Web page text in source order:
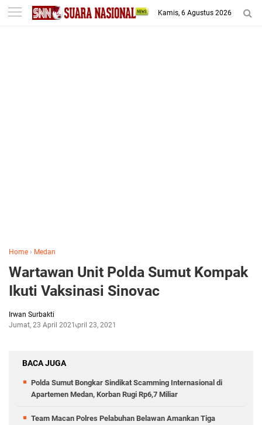
-->
Kamis, 6 Agustus 2026
Home › Medan
Wartawan Unit Polda Sumut Kompak
Ikuti Vaksinasi Sinovac
Irwan Surbakti
Jumat, 23 April 2021April 23, 2021
BACA JUGA
Polda Sumut Bongkar Sindikat Scamming Internasional di
Apartemen Medan, Korban Rugi Rp6,7 Miliar
Team Macan Polres Pelabuhan Belawan Amankan Tiga